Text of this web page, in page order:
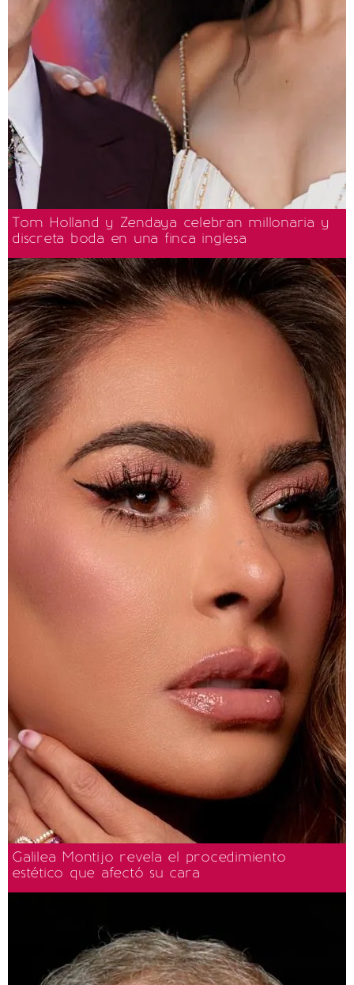
Tom Holland y Zendaya celebran millonaria y
discreta boda en una finca inglesa
Galilea Montijo revela el procedimiento
estético que afectó su cara